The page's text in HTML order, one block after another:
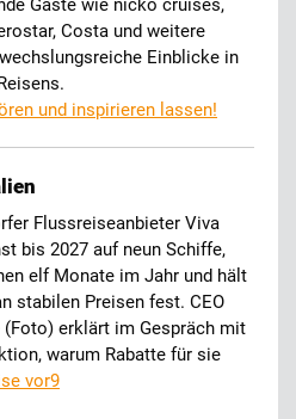
Gäste wie nicko cruises,
Costa und weitere
Einblicke in
und inspirieren lassen!
Flussreiseanbieter Viva
bis 2027 auf neun Schiffe,
elf Monate im Jahr und hält
stabilen Preisen fest. CEO
(Foto) erklärt im Gespräch mit
warum Rabatte für sie
vor9